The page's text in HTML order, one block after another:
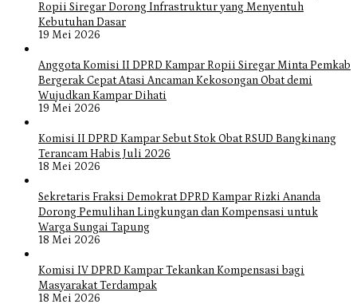
Ropii Siregar Dorong Infrastruktur yang Menyentuh
Kebutuhan Dasar
19 Mei 2026
Anggota Komisi II DPRD Kampar Ropii Siregar Minta Pemkab
Bergerak Cepat Atasi Ancaman Kekosongan Obat demi
Wujudkan Kampar Dihati
19 Mei 2026
Komisi II DPRD Kampar Sebut Stok Obat RSUD Bangkinang
Terancam Habis Juli 2026
18 Mei 2026
Sekretaris Fraksi Demokrat DPRD Kampar Rizki Ananda
Dorong Pemulihan Lingkungan dan Kompensasi untuk
Warga Sungai Tapung
18 Mei 2026
Komisi IV DPRD Kampar Tekankan Kompensasi bagi
Masyarakat Terdampak
18 Mei 2026